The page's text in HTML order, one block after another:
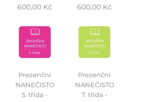
Cena
600,00 Kč Cena
600,00 Kč
Prezenční
NANEČISTO
5. třída -
Prezenční
NANEČISTO
7. třída -